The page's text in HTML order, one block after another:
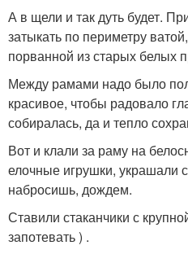
А в щели и так дуть будет.
затыкать по периметру
порванной из старых белых
Между рамами надо было
красивое, чтобы радовало
собиралась, да и тепло
Вот и клали за раму на
елочные игрушки, украшали
набросишь, дождем.
Ставили стаканчики с
запотевать ) .